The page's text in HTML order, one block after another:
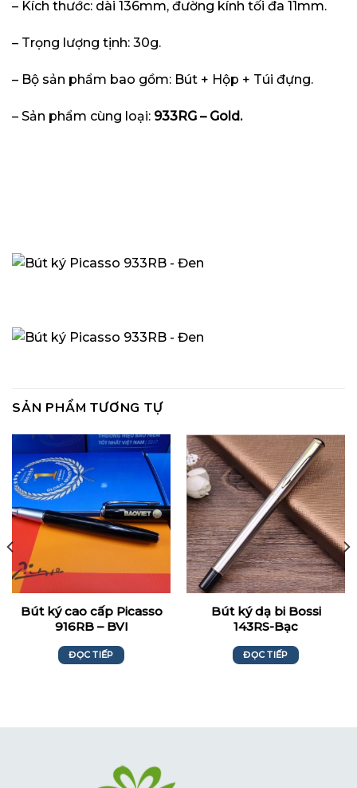
– Kích thước: dài 136mm, đường kính tối đa 11mm.
– Trọng lượng tịnh: 30g.
– Bộ sản phẩm bao gồm: Bút + Hộp + Túi đựng.
– Sản phẩm cùng loại: 933RG – Gold.
SẢN PHẨM TƯƠNG TỰ
Bút ký cao cấp Picasso
916RB – BVI
ĐỌC TIẾP
Bút ký dạ bi Bossi
143RS-Bạc
ĐỌC TIẾP